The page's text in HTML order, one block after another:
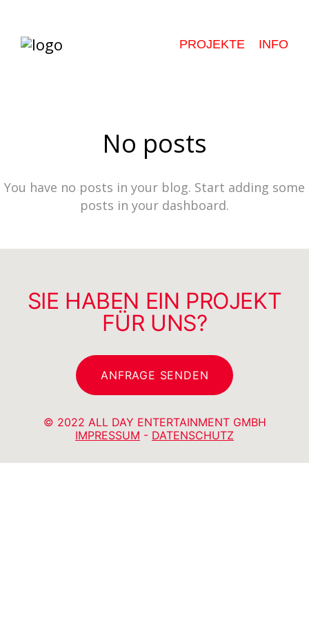
PROJEKTE INFO
No posts
You have no posts in your blog. Start adding some
posts in your dashboard.
SIE HABEN EIN PROJEKT
FÜR UNS?
ANFRAGE SENDEN
© 2022 ALL DAY ENTERTAINMENT GMBH
IMPRESSUM - DATENSCHUTZ